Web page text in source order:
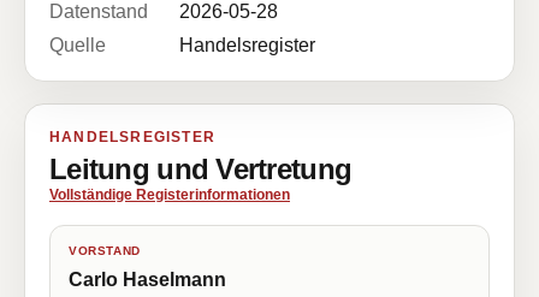
Datenstand
2026-05-28
Quelle
Handelsregister
HANDELSREGISTER
Leitung und Vertretung
Vollständige Registerinformationen
VORSTAND
Carlo Haselmann